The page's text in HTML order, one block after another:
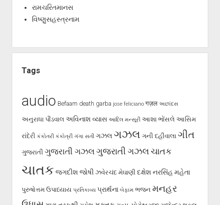
રામચરિતમાનસ
વિષ્ણુસહસ્ત્રનામ
Tags
audio Befaam death garba jose feliciano गज़ल અછાંદસ
અનુરાધા પૌંડવાલ અવિનાશ વ્યાસ આદિલ મન્સૂરી આશા ભોંસલે આસિમ
રાંદેરી કંકોતરી કંકોત્રી ગંગા સતી ગઝલ ગઝલ ગની દહીંવાલા ગીત
ગુજરાતી ગુજરાતી ગઝલ ગુજરાતી ગઝલ ચાતક
ચાતક જગદીશ જોષી ઝવેરચંદ મેઘાણી દક્ષેશ નરસિંહ મહેતા
પુરુષોત્તમ ઉપાધ્યાય પ્રતિકાવ્ય પ્રાર્થના બેફામ ભજન મનહર